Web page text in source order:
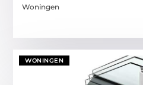
Woningen
WONINGEN